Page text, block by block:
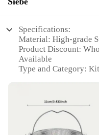
Specifications:
Material: High-grade
Product Discount:
Available
Type and Category:
Usage and Purpose:
Drainage
Performance and
Resistant
Parts and